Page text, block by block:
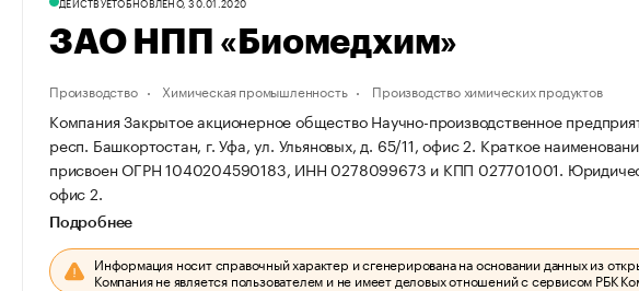
ЗАО НПП «Биомедхим»
Производство Химическая промышленность Производство химических продуктов
Компания Закрытое акционерное общество Научно-производственное
респ. Башкортостан, г. Уфа, ул. Ульяновых, д. 65/11, офис 2. Краткое
присвоен ОГРН 1040204590183, ИНН 0278099673 и КПП 027701001.
офис 2.
Подробнее
Информация носит справочный характер и сгенерирована на основании данных из
Компания не является пользователем и не имеет деловых отношений с сервисом РБК